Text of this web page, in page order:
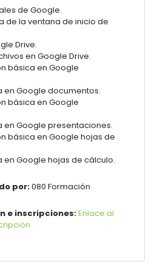
de Google.
de la ventana de inicio de
Drive.
en Google Drive.
básica en Google
en Google documentos.
básica en Google
en Google presentaciones.
básica en Google hojas de
en Google hojas de cálculo.
por:080 Formación
e inscripciones:Enlace al